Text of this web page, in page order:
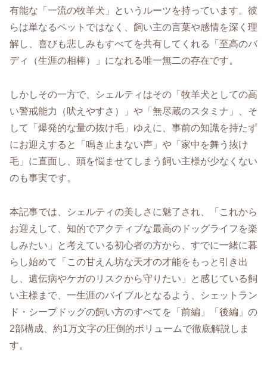
有能な「一流の牧羊犬」というルーツを持っています。彼
らは単なるペットではなく、飼い主の言葉や感情を深く理
解し、喜びも悲しみもすべてを共有してくれる「至高のバ
ディ（生涯の相棒）」になれる唯一無二の存在です。
しかしその一方で、シェルティはその「牧羊犬としての高
い警戒能力（吠えやすさ）」や「無尽蔵のスタミナ」、そ
して「爆発的な量の抜け毛」ゆえに、事前の知識を持たず
にお迎えすると「鳴き止まない声」や「家中を舞う抜け
毛」に直面し、頭を悩ませてしまう飼い主様が少なくない
のも事実です。
本記事では、シェルティの美しさに魅了され、「これから
お迎えして、知的でアクティブな最高のドッグライフを楽
しみたい」と考えている初心者の方から、すでに一緒に暮
らし始めて「この甘えん坊な天才の才能をもっと引き出
し、遺伝病やケガのリスクから守りたい」と感じている飼
い主様まで、一生涯のバイブルとなるよう、シェットラン
ド・シープドッグの飼い方のすべてを「前編」「後編」の
2部構成、約1万文字の圧倒的ボリュームで徹底解説しま
す。